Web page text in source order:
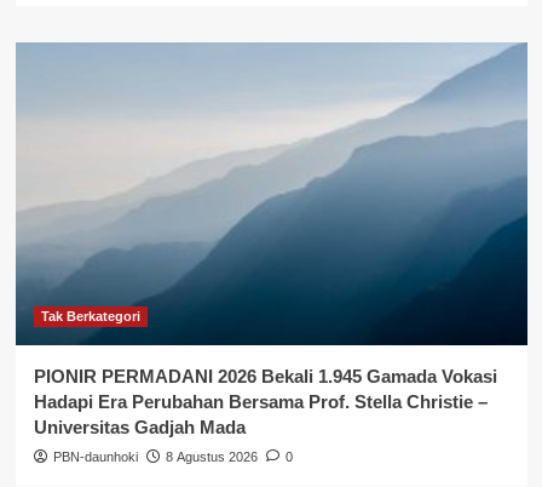
Tak Berkategori
PIONIR PERMADANI 2026 Bekali 1.945 Gamada Vokasi
Hadapi Era Perubahan Bersama Prof. Stella Christie –
Universitas Gadjah Mada
PBN-daunhoki 8 Agustus 2026 0